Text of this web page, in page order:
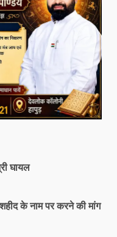
घायल
के नाम पर करने की मांग